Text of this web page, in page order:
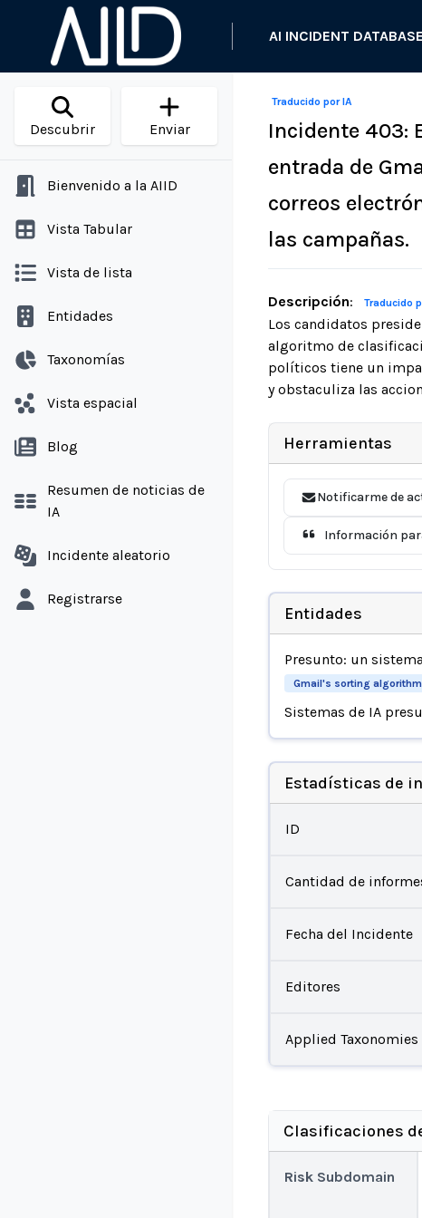
AI INCIDENT DATABASE
Descubrir Enviar
Bienvenido a la AIID
Vista Tabular
Vista de lista
Entidades
Taxonomías
Vista espacial
Blog
Resumen de noticias de
IA
Incidente aleatorio
Registrarse
Traducido por IA
Incidente 403:
entrada de
correos
las campañas.
Descripción: Traducido
Los candidatos
algoritmo de
políticos tiene un
y obstaculiza las
Herramientas
Notificarme de
Información
Entidades
Presunto: un
Gmail's sorting algorithm
Sistemas de IA
Estadísticas de
ID
Cantidad de
Fecha del Incidente
Editores
Applied Taxonomies
Clasificaciones
Risk Subdomain